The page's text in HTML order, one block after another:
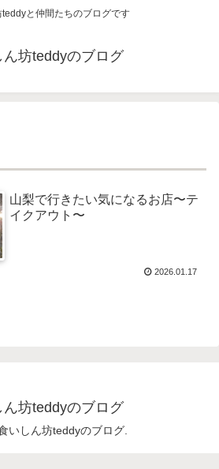
と仲間たちのブログです
ん坊teddyのブログ
山梨で行きたい気になるお店〜テ
イクアウト〜
2026.01.17
ん坊teddyのブログ
いしん坊teddyのブログ.